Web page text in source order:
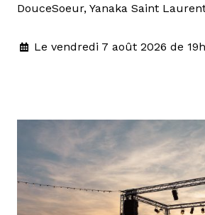
DouceSoeur, Yanaka Saint
Le vendredi 7 août 2026 de